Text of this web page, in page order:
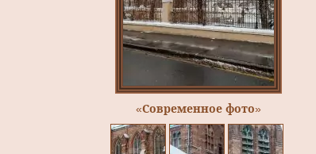
«Современное фото»